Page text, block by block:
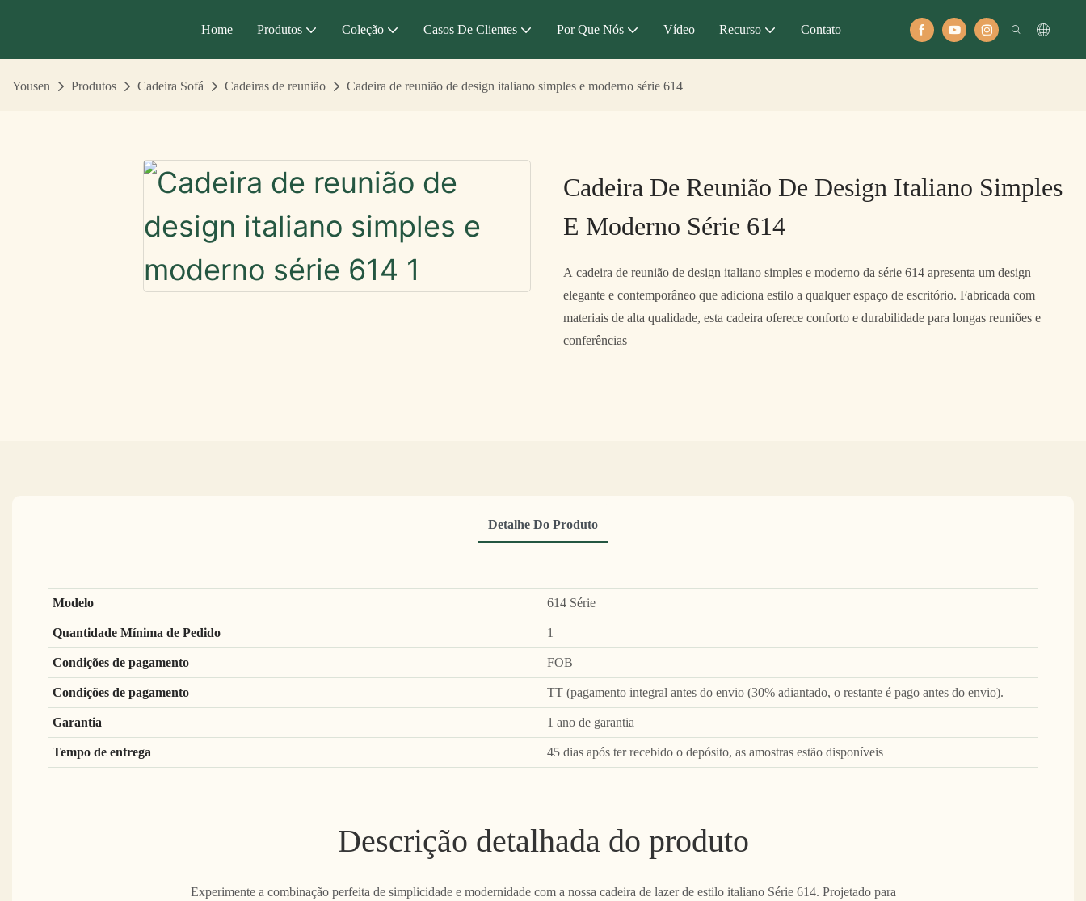
Home Produtos Coleção Casos De Clientes Por Que Nós Vídeo Recurso Contato
Yousen Produtos Cadeira Sofá Cadeiras de reunião Cadeira de reunião de design italiano simples e moderno série 614
Cadeira De Reunião De Design Italiano Simples
E Moderno Série 614
A cadeira de reunião de design italiano simples e moderno da série 614 apresenta um design
elegante e contemporâneo que adiciona estilo a qualquer espaço de escritório. Fabricada com
materiais de alta qualidade, esta cadeira oferece conforto e durabilidade para longas reuniões e
conferências
Detalhe Do Produto
Modelo
614 Série
Quantidade Mínima de Pedido
1
Condições de pagamento
FOB
Condições de pagamento
TT (pagamento integral antes do envio (30% adiantado, o restante é pago antes do envio).
Garantia
1 ano de garantia
Tempo de entrega
45 dias após ter recebido o depósito, as amostras estão disponíveis
Descrição detalhada do produto
Experimente a combinação perfeita de simplicidade e modernidade com a nossa cadeira de lazer de estilo italiano Série 614. Projetado para